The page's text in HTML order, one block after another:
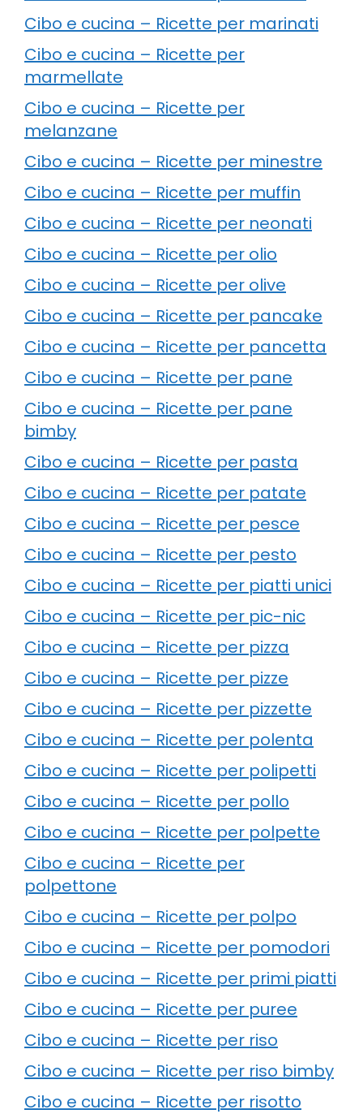
Cibo e cucina – Ricette per marinati
Cibo e cucina – Ricette per
marmellate
Cibo e cucina – Ricette per
melanzane
Cibo e cucina – Ricette per minestre
Cibo e cucina – Ricette per muffin
Cibo e cucina – Ricette per neonati
Cibo e cucina – Ricette per olio
Cibo e cucina – Ricette per olive
Cibo e cucina – Ricette per pancake
Cibo e cucina – Ricette per pancetta
Cibo e cucina – Ricette per pane
Cibo e cucina – Ricette per pane
bimby
Cibo e cucina – Ricette per pasta
Cibo e cucina – Ricette per patate
Cibo e cucina – Ricette per pesce
Cibo e cucina – Ricette per pesto
Cibo e cucina – Ricette per piatti unici
Cibo e cucina – Ricette per pic-nic
Cibo e cucina – Ricette per pizza
Cibo e cucina – Ricette per pizze
Cibo e cucina – Ricette per pizzette
Cibo e cucina – Ricette per polenta
Cibo e cucina – Ricette per polipetti
Cibo e cucina – Ricette per pollo
Cibo e cucina – Ricette per polpette
Cibo e cucina – Ricette per
polpettone
Cibo e cucina – Ricette per polpo
Cibo e cucina – Ricette per pomodori
Cibo e cucina – Ricette per primi piatti
Cibo e cucina – Ricette per puree
Cibo e cucina – Ricette per riso
Cibo e cucina – Ricette per riso bimby
Cibo e cucina – Ricette per risotto